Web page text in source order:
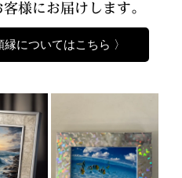
様にお届けします。
についてはこちら 〉